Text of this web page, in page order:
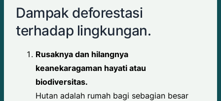
Dampak deforestasi
terhadap lingkungan.
Rusaknya dan hilangnya
keanekaragaman hayati atau
biodiversitas.
Hutan adalah rumah bagi sebagian besar